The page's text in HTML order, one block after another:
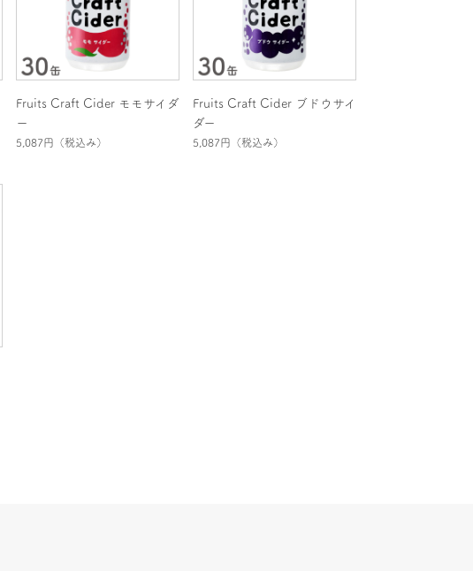
Fruits Craft Cider モモサイダ
ー
5,087円 （税込み）
Fruits Craft Cider ブドウサイ
ダー
5,087円 （税込み）